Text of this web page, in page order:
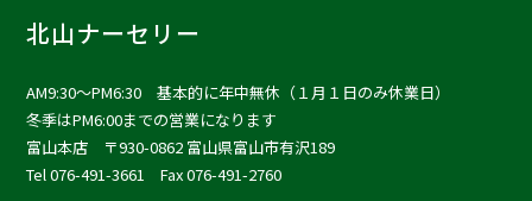
北山ナーセリー
AM9:30〜PM6:30 基本的に年中無休（１月１日のみ休業日）
冬季はPM6:00までの営業になります
富山本店
〒930-0862 富山県富山市有沢189
Tel 076-491-3661 Fax 076-491-2760